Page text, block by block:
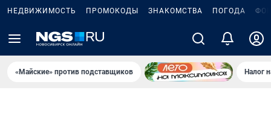
НЕДВИЖИМОСТЬ ПРОМОКОДЫ ЗНАКОМСТВА ПОГОДА
«Майские» против подставщиков Налог